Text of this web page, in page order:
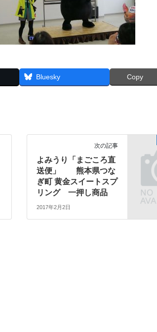
Bluesky Copy
次の記事
よみうり「まごころ直
送便」 熊本県つな
ぎ町 黄金スイートスプ
リング 一押し商品
2017年2月2日